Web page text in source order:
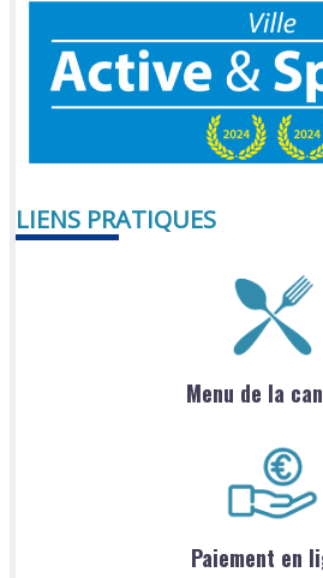
LIENS PRATIQUES
Menu de la
Paiement en